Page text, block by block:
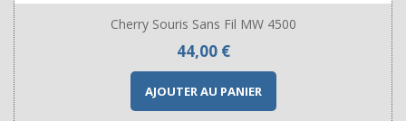
Cherry Souris Sans Fil MW 4500
Prix
44,00 €
AJOUTER AU PANIER